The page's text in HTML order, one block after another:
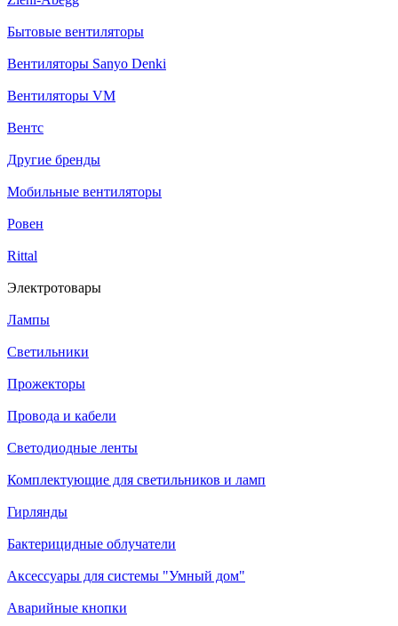
Бытовые вентиляторы
Вентиляторы Sanyo Denki
Вентиляторы VM
Вентс
Другие бренды
Мобильные вентиляторы
Ровен
Rittal
Электротовары
Лампы
Светильники
Прожекторы
Провода и кабели
Светодиодные ленты
Комплектующие для светильников и ламп
Гирлянды
Бактерицидные облучатели
Аксессуары для системы "Умный дом"
Аварийные кнопки